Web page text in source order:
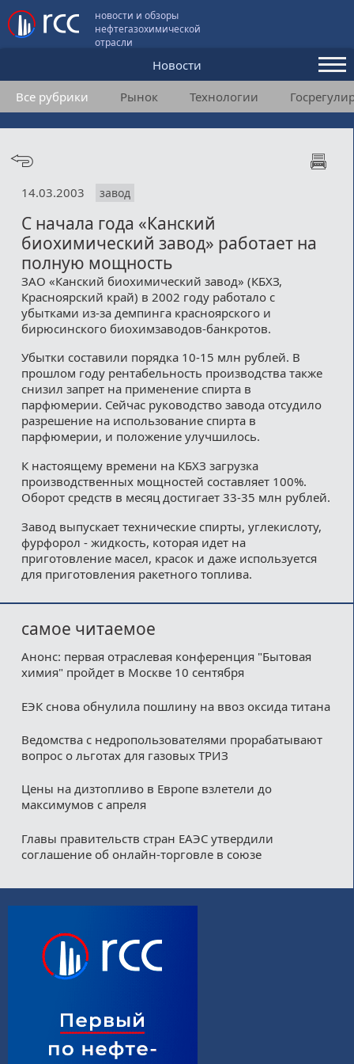
новости и обзоры
нефтегазохимической
отрасли
Новости
Аналитика и мнения
Конференции
Пользовательское соглашение
Медиакит
Контакты
Все рубрики Рынок Технологии
14.03.2003 завод
С начала года «Канский
биохимический завод» работает на
полную мощность
ЗАО «Канский биохимический завод» (КБХЗ,
Красноярский край) в 2002 году работало с
убытками из-за демпинга красноярского и
бирюсинского биохимзаводов-банкротов.
Убытки составили порядка 10-15 млн рублей. В
прошлом году рентабельность производства также
снизил запрет на применение спирта в
парфюмерии. Сейчас руководство завода отсудило
разрешение на использование спирта в
парфюмерии, и положение улучшилось.
К настоящему времени на КБХЗ загрузка
производственных мощностей составляет 100%.
Оборот средств в месяц достигает 33-35 млн рублей.
Завод выпускает технические спирты, углекислоту,
фурфорол - жидкость, которая идет на
приготовление масел, красок и даже используется
для приготовления ракетного топлива.
самое читаемое
Анонс: первая отраслевая конференция "Бытовая
химия" пройдет в Москве 10 сентября
ЕЭК снова обнулила пошлину на ввоз оксида титана
Ведомства с недропользователями прорабатывают
вопрос о льготах для газовых ТРИЗ
Цены на дизтопливо в Европе взлетели до
максимумов с апреля
Главы правительств стран ЕАЭС утвердили
соглашение об онлайн-торговле в союзе